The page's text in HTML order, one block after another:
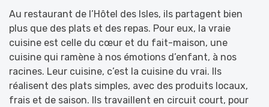
Au restaurant de l’Hôtel des Isles, ils partagent bien
plus que des plats et des repas. Pour eux, la vraie
cuisine est celle du cœur et du fait-maison, une
cuisine qui ramène à nos émotions d’enfant, à nos
racines. Leur cuisine, c’est la cuisine du vrai. Ils
réalisent des plats simples, avec des produits locaux,
frais et de saison. Ils travaillent en circuit court, pour